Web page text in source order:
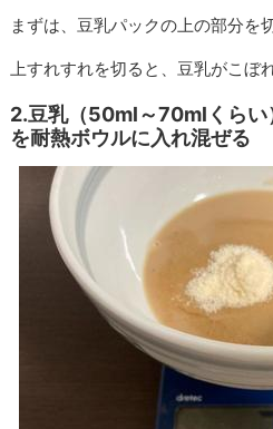
まずは、豆乳パックの上の部分を
上すれすれを切ると、豆乳がこぼ
2.豆乳（50ml～70mlくらい
を耐熱ボウルに入れ混ぜる